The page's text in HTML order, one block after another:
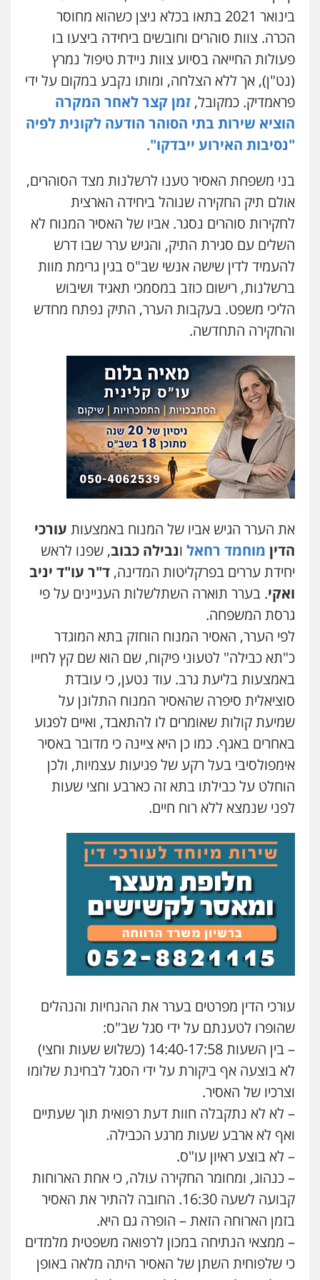
אבי אמר משרד עורכי דין
פלילי משפחה אזרחי מסחרי
0502130230
עו"ד אילן אלימלך
פלילי פשיעה חמורה תעבורה אסירים
0522992110
כלכלי צווארון לבן פשיעה כלכלית עבירות
מס הלבנת הון
0505471497
עו"ד שאדי נאטור
פלילי פשיעה חמורה מעצרים וחקירות
0509230800
משרד עורכי דין פארס פלאח
0549911449
עו"ד יניב זוסמן
פלילי כלכלי פשיעה חמורה מעצרים
וחקירות
0525199949
עו"ד אסף גונן
פלילי פשע חמור תעבורה צבא מעצרים
0542255161
גל דהן – משרד עורך דין פלילי
סמים
וחקירות
0544723840
עו"ד ראוף נג'אר
פלילי עורכי דין לענייני אסירים מעצרים
סמים רכוש
עו"ד אלון ארז
פלילי צבאי סמים אלימות במשפחה צווארון
לבן
0507368203
שחר לדובסקי, עו"ד
דין לענייני אסירים
0507913332
גיא זהבי משרד עורכי דין
פלילי משפחה
503456449
עו"ד איהאב ג'לג'ולי
אסירים
0505216700
עו"ד שלומי שרון
פלילי צבאי מעצרים וחקירות
0547342002
עו"ד אייל בסרגליק
פלילי כלכלי
אסירים אזרחי
0528488515
עו"ד זוהר ארבל
פשיעה חמורה
קטינים
0538788878
בינואר 2021 בתאו בכלא ניצן כשהוא מחוסר
הכרה. צוות סוהרים וחובשים ביחידה ביצעו בו
פעולות החייאה בסיוע צוות ניידת טיפול נמרץ
(נט"ן), אך ללא הצלחה, ומותו נקבע במקום על ידי
פראמדיק. כמקובל, זמן קצר לאחר המקרה
הוציא שירות בתי הסוהר הודעה לקונית לפיה
"נסיבות האירוע ייבדקו".
בני משפחת האסיר טענו לרשלנות מצד הסוהרים,
אולם תיק החקירה שנוהל ביחידה הארצית
לחקירות סוהרים נסגר. אביו של האסיר המנוח לא
השלים עם סגירת התיק, והגיש ערר שבו דרש
להעמיד לדין שישה אנשי שב"ס בגין גרימת מוות
ברשלנות, רישום כוזב במסמכי תאגיד ושיבוש
הליכי משפט. בעקבות הערר, התיק נפתח מחדש
והחקירה התחדשה.
את הערר הגיש אביו של המנוח באמצעות עורכי
הדין מוחמד רחאל ונבילה כבוב, שפנו לראש
יחידת עררים בפרקליטות המדינה, ד"ר עו"ד יניב
ואקי. בערר תוארה השתלשלות העניינים על פי
גרסת המשפחה.
לפי הערר, האסיר המנוח הוחזק בתא המוגדר
כ"תא כבילה" לטעוני פיקוח, שם הוא שם קץ לחייו
באמצעות בליעת גרב. עוד נטען, כי עובדת
סוציאלית סיפרה שהאסיר המנוח התלונן על
שמיעת קולות שאומרים לו להתאבד, ואיים לפגוע
באחרים באגף. כמו כן היא ציינה כי מדובר באסיר
אימפולסיבי בעל רקע של פגיעות עצמיות, ולכן
הוחלט על כבילתו בתא זה כארבע וחצי שעות
לפני שנמצא ללא רוח חיים.
עורכי הדין מפרטים בערר את ההנחיות והנהלים
שהופרו לטענתם על ידי סגל שב"ס:
– בין השעות 14:40-17:58 (כשלוש שעות וחצי)
לא בוצעה אף ביקורת על ידי הסגל לבחינת שלומו
וצרכיו של האסיר.
– לא לא נתקבלה חוות דעת רפואית תוך שעתיים
ואף לא ארבע שעות מרגע הכבילה.
– לא בוצע ראיון עו"ס.
– כנהוג, ומחומר החקירה עולה, כי אחת הארוחות
קבועה לשעה 16:30. החובה להתיר את האסיר
בזמן הארוחה הזאת – הופרה גם היא.
– ממצאי הנתיחה במכון לרפואה משפטית מלמדים
כי שלפוחית השתן של האסיר היתה מלאה באופן